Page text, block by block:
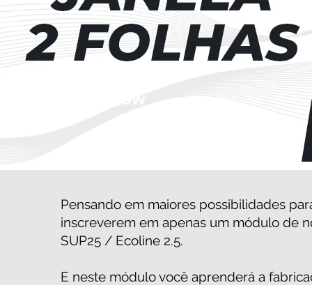
Pensando em maiores possibilidades
inscreverem em apenas um módulo de
SUP25 / Ecoline 2.5.
E neste módulo você aprenderá a